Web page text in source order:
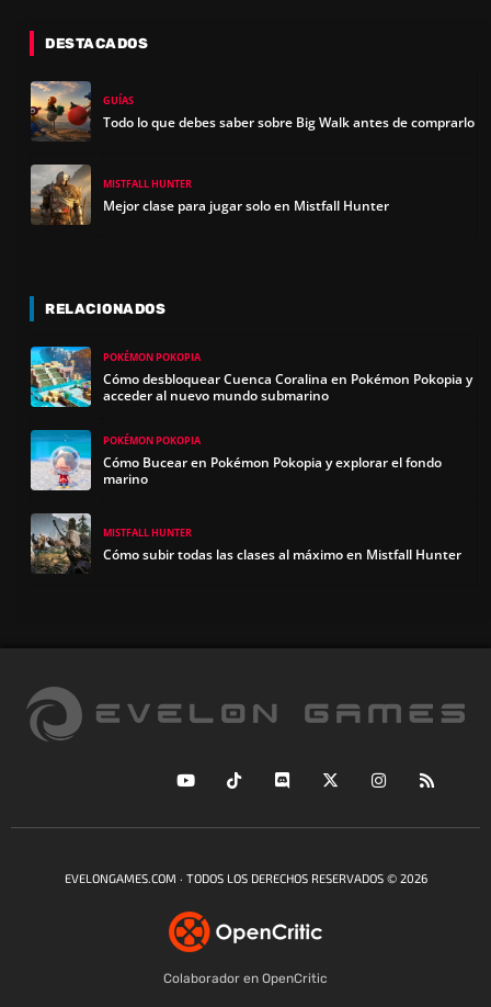
DESTACADOS
GUÍAS
Todo lo que debes saber sobre Big Walk antes de comprarlo
MISTFALL HUNTER
Mejor clase para jugar solo en Mistfall Hunter
RELACIONADOS
POKÉMON POKOPIA
Cómo desbloquear Cuenca Coralina en Pokémon Pokopia y
acceder al nuevo mundo submarino
POKÉMON POKOPIA
Cómo Bucear en Pokémon Pokopia y explorar el fondo
marino
MISTFALL HUNTER
Cómo subir todas las clases al máximo en Mistfall Hunter
EVELONGAMES.COM · TODOS LOS DERECHOS RESERVADOS © 2026
Colaborador en OpenCritic